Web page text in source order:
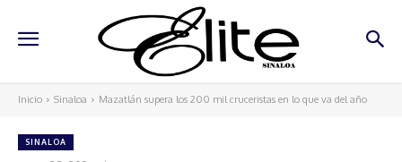
Inicio Sinaloa Mazatlán supera los 200 mil cruceristas en lo que va del año
SINALOA